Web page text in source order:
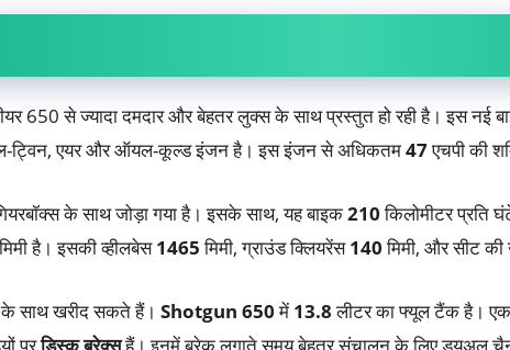
650 से ज्यादा दमदार और बेहतर लुक्स के साथ प्रस्तुत हो रही है। इस
ट्विन, एयर और ऑयल-कूल्ड इंजन है। इस इंजन से अधिकतम47एचपी की
के साथ जोड़ा गया है। इसके साथ, यह बाइक210किलोमीटर प्रति
है। इसकी व्हीलबेस1465मिमी, ग्राउंड क्लियरेंस140मिमी, और सीट
के साथ खरीद सकते हैं। Shotgun 650में 13.8लीटर का फ्यूल टैंक है।